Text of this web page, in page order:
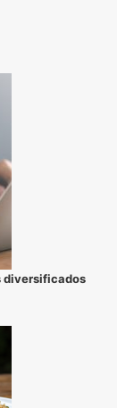
diversificados